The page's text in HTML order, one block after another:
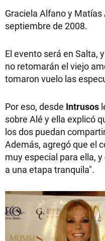
Graciela Alfano y
septiembre de 2008.
El evento será en Salta,
no retomarán el viejo
tomaron vuelo las
Por eso, desde Intrusos
sobre Alé y ella explicó
los dos puedan
Además, agregó que el
muy especial para ella,
a una etapa tranquila".